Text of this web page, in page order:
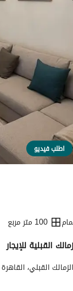
اطلب فيديو
100 متر مربع
القبلية للإيجار